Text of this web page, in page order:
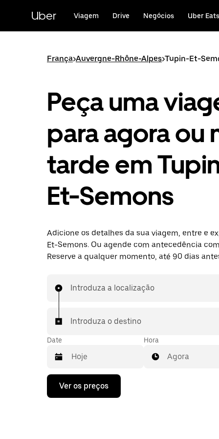
conteúdo
Uber Viagem Drive Negócios Uber Eats
França>Auvergne-Rhône-Alpes>Tupin-Et-
Peça uma
para agora ou
tarde em
Et-Semons
Adicione os detalhes da sua viagem, entre e
Et-Semons. Ou agende com antecedência
Reserve a qualquer momento, até 90 dias
Introduza a localização
Introduza o destino
Date
Prima
tecla
Hora
Agora
Ver os preços